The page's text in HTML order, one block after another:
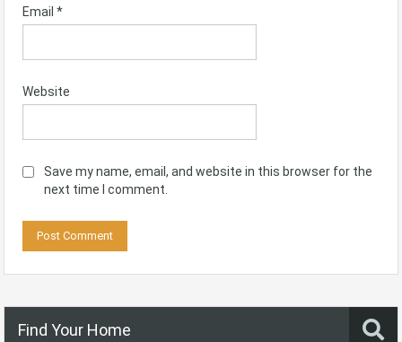
Email *
Website
Save my name, email, and website in this browser for the
next time I comment.
Find Your Home